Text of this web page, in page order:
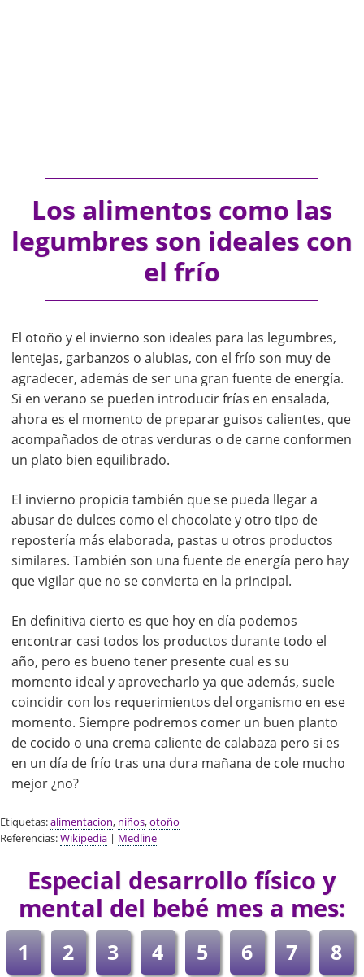
Los alimentos como las
legumbres son ideales con
el frío
El otoño y el invierno son ideales para las legumbres,
lentejas, garbanzos o alubias, con el frío son muy de
agradecer, además de ser una gran fuente de energía.
Si en verano se pueden introducir frías en ensalada,
ahora es el momento de preparar guisos calientes, que
acompañados de otras verduras o de carne conformen
un plato bien equilibrado.
El invierno propicia también que se pueda llegar a
abusar de dulces como el chocolate y otro tipo de
repostería más elaborada, pastas u otros productos
similares. También son una fuente de energía pero hay
que vigilar que no se convierta en la principal.
En definitiva cierto es que hoy en día podemos
encontrar casi todos los productos durante todo el
año, pero es bueno tener presente cual es su
momento ideal y aprovecharlo ya que además, suele
coincidir con los requerimientos del organismo en ese
momento. Siempre podremos comer un buen planto
de cocido o una crema caliente de calabaza pero si es
en un día de frío tras una dura mañana de cole mucho
mejor ¿no?
Etiquetas:alimentacion, niños,otoño
Referencias:Wikipedia | Medline
Especial desarrollo físico y
mental del bebé mes a mes:
1 2 3 4 5 6 7
8